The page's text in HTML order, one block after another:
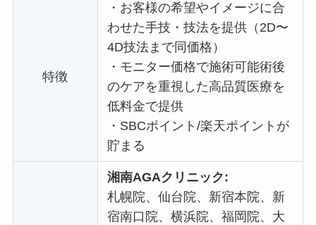
特徴
・ お客様の希望やイメージに合
わせた手技・技法を提供（2D〜
4D技法まで同価格）
・ モニター価格で施術可能術後
のケアを重視した高品質医療を
低料金で提供
・ SBCポイント/楽天ポイントが
貯まる
湘南AGAクリニック:
札幌院、仙台院、新宿本院、新
宿南口院、横浜院、福岡院、大